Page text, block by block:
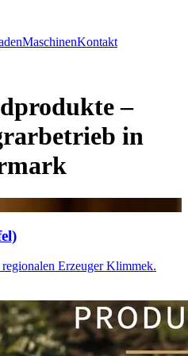
MaschinenKontakt
–
in
Erzeuger Klimmek.